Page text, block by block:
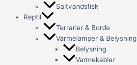
Saltvandsfisk
Reptil
Terrarier & Borde
Varmelamper & Belysning
Belysning
Varmekabler